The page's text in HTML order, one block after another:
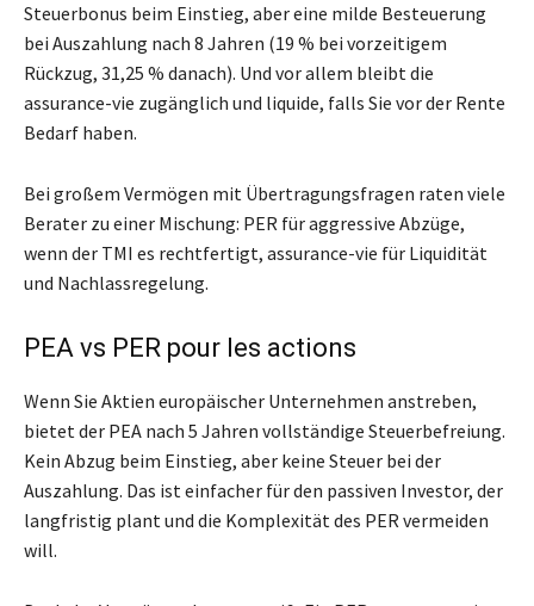
Steuerbonus beim Einstieg, aber eine milde Besteuerung
bei Auszahlung nach 8 Jahren (19 % bei vorzeitigem
Rückzug, 31,25 % danach). Und vor allem bleibt die
assurance-vie zugänglich und liquide, falls Sie vor der Rente
Bedarf haben.
Bei großem Vermögen mit Übertragungsfragen raten viele
Berater zu einer Mischung: PER für aggressive Abzüge,
wenn der TMI es rechtfertigt, assurance-vie für Liquidität
und Nachlassregelung.
PEA vs PER pour les actions
Wenn Sie Aktien europäischer Unternehmen anstreben,
bietet der PEA nach 5 Jahren vollständige Steuerbefreiung.
Kein Abzug beim Einstieg, aber keine Steuer bei der
Auszahlung. Das ist einfacher für den passiven Investor, der
langfristig plant und die Komplexität des PER vermeiden
will.